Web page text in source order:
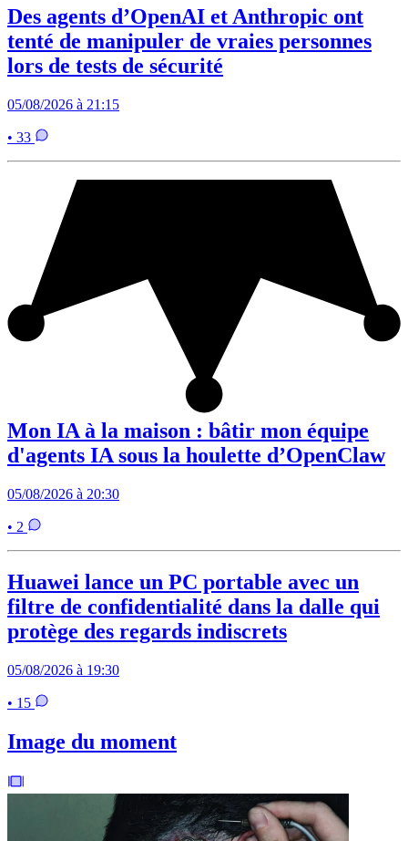
Des agents d’OpenAI et Anthropic ont
tenté de manipuler de vraies personnes
lors de tests de sécurité
05/08/2026 à 21:15
• 33
Mon IA à la maison : bâtir mon équipe
d'agents IA sous la houlette d’OpenClaw
05/08/2026 à 20:30
• 2
Huawei lance un PC portable avec un
filtre de confidentialité dans la dalle qui
protège des regards indiscrets
05/08/2026 à 19:30
• 15
Image du moment